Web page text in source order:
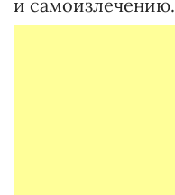
и самоизлечению.